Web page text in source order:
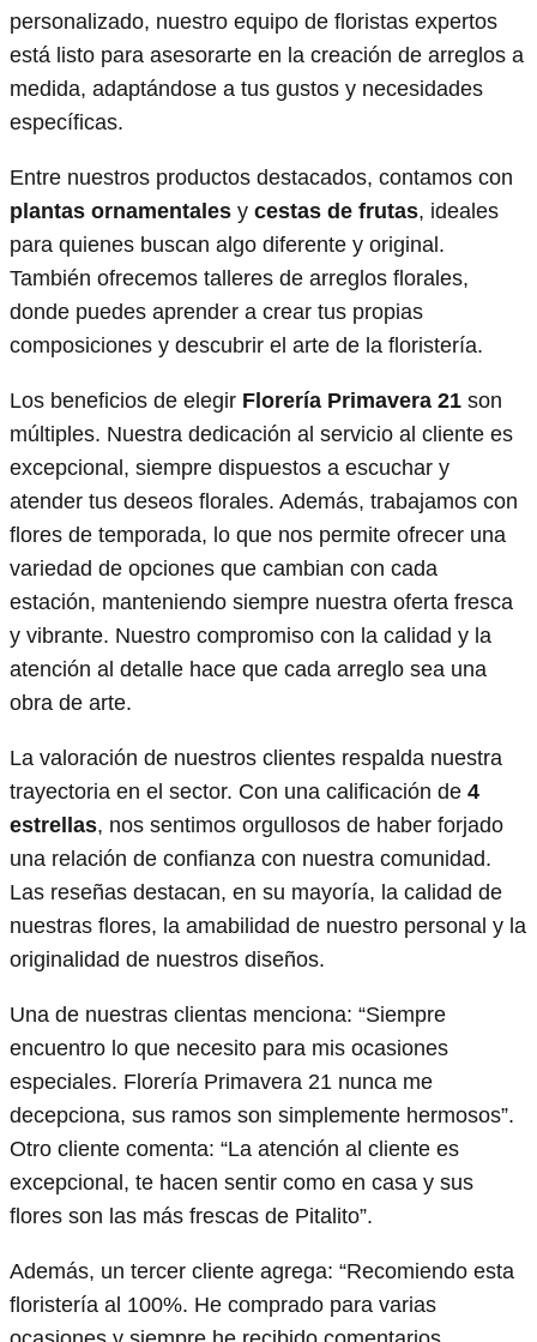
personalizado, nuestro equipo de floristas expertos
está listo para asesorarte en la creación de arreglos a
medida, adaptándose a tus gustos y necesidades
específicas.
Entre nuestros productos destacados, contamos con
plantas ornamentales y cestas de frutas, ideales
para quienes buscan algo diferente y original.
También ofrecemos talleres de arreglos florales,
donde puedes aprender a crear tus propias
composiciones y descubrir el arte de la floristería.
Los beneficios de elegir Florería Primavera 21 son
múltiples. Nuestra dedicación al servicio al cliente es
excepcional, siempre dispuestos a escuchar y
atender tus deseos florales. Además, trabajamos con
flores de temporada, lo que nos permite ofrecer una
variedad de opciones que cambian con cada
estación, manteniendo siempre nuestra oferta fresca
y vibrante. Nuestro compromiso con la calidad y la
atención al detalle hace que cada arreglo sea una
obra de arte.
La valoración de nuestros clientes respalda nuestra
trayectoria en el sector. Con una calificación de 4
estrellas, nos sentimos orgullosos de haber forjado
una relación de confianza con nuestra comunidad.
Las reseñas destacan, en su mayoría, la calidad de
nuestras flores, la amabilidad de nuestro personal y la
originalidad de nuestros diseños.
Una de nuestras clientas menciona: “Siempre
encuentro lo que necesito para mis ocasiones
especiales. Florería Primavera 21 nunca me
decepciona, sus ramos son simplemente hermosos”.
Otro cliente comenta: “La atención al cliente es
excepcional, te hacen sentir como en casa y sus
flores son las más frescas de Pitalito”.
Además, un tercer cliente agrega: “Recomiendo esta
floristería al 100%. He comprado para varias